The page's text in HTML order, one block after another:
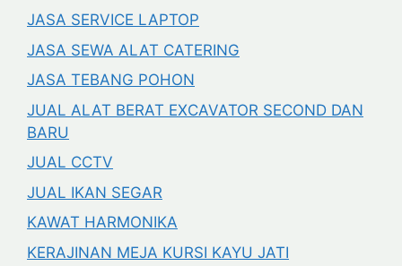
JASA SERVICE LAPTOP
JASA SEWA ALAT CATERING
JASA TEBANG POHON
JUAL ALAT BERAT EXCAVATOR SECOND DAN
BARU
JUAL CCTV
JUAL IKAN SEGAR
KAWAT HARMONIKA
KERAJINAN MEJA KURSI KAYU JATI